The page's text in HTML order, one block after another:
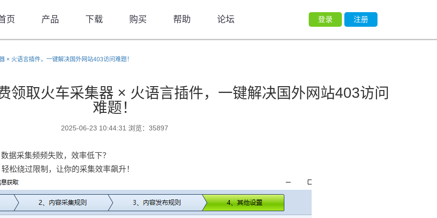
页 产品 下载 购买 帮助 论坛 注册
登录
× 火语言插件，一键解决国外网站403访问难题！
领取火车采集器 × 火语言插件，一键解决国外网站403访问
难题！
2025-06-23 10:44:31 浏览：35897
据采集频频失败，效率低下？
松绕过限制，让你的采集效率飙升！